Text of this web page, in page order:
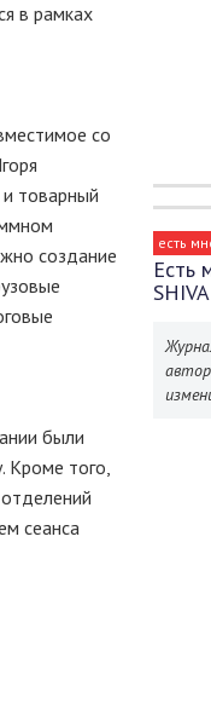
в рамках
со
товарный
создание
были
Кроме того,
сеанса
есть
Есть
SHIVA